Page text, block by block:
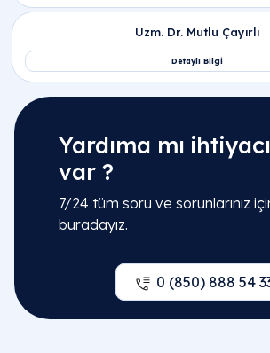
Yardıma mı
var ?
7/24 tüm soru ve sorunlarınız
buradayız.
0 (850) 888 54